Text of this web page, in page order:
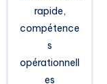
rapide,
compétence
s
opérationnell
es